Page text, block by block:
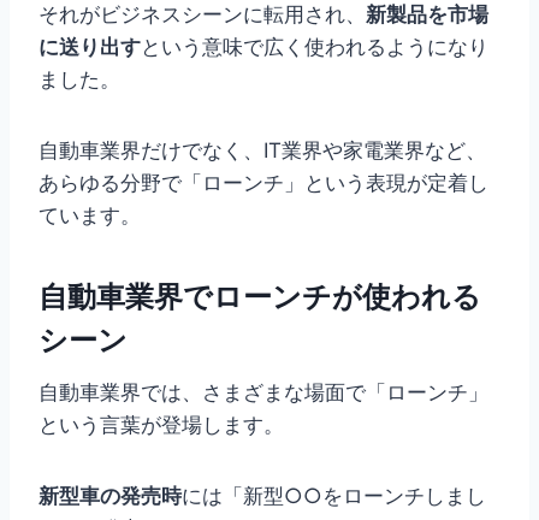
それがビジネスシーンに転用され、 新製品を市場
に送り出すという意味で広く使われるようになり
ました。
自動車業界だけでなく、IT業界や家電業界など、
あらゆる分野で「ローンチ」という表現が定着し
ています。
自動車業界でローンチが使われる
シーン
自動車業界では、さまざまな場面で「ローンチ」
という言葉が登場します。
新型車の発売時には「新型○○をローンチしまし